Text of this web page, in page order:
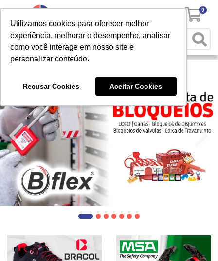
Utilizamos cookies para oferecer melhor
experiência, melhorar o desempenho, analisar
como você interage em nosso site e
personalizar conteúdo.
Recusar Cookies Aceitar Cookies
0